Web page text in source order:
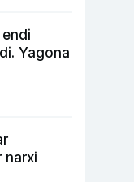
Yagona
narxi